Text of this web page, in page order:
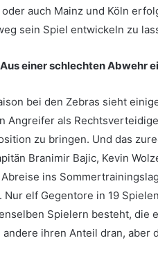
auch Mainz und Köln
sein Spiel entwickeln zu
einer schlechten Abwehr
bei den Zebras sieht
Angreifer als
zu bringen. Und das
Branimir Bajic, Kevin
ins
elf Gegentore in 19
Spielern besteht, die
ihren Anteil dran, aber